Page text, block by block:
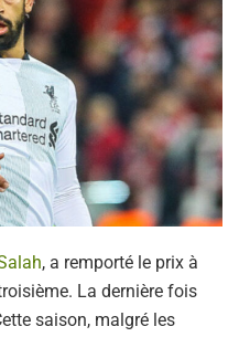
, a remporté le prix à
La dernière fois
saison, malgré les